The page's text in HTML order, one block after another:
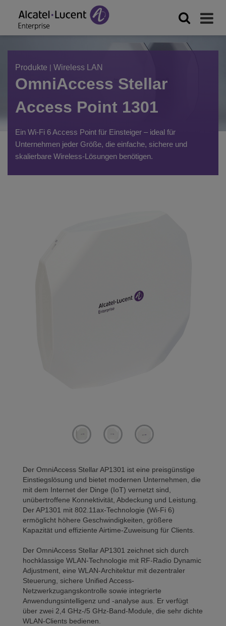
Produkte | Wireless LAN
OmniAccess Stellar
Access Point 1301
Ein Wi-Fi 6 Access Point für Einsteiger – ideal für
Unternehmen jeder Größe, die einfache, sichere und
skalierbare Wireless-Lösungen benötigen.
Der OmniAccess Stellar AP1301 ist eine preisgünstige
Einstiegslösung und bietet modernen Unternehmen, die
mit dem Internet der Dinge (IoT) vernetzt sind,
unübertroffene Konnektivität, Abdeckung und Leistung.
Der AP1301 mit 802.11ax-Technologie (Wi-Fi 6)
ermöglicht höhere Geschwindigkeiten, größere
Kapazität und effiziente Airtime-Zuweisung für Clients.
Der OmniAccess Stellar AP1301 zeichnet sich durch
hochklassige WLAN-Technologie mit RF-Radio Dynamic
Adjustment, eine WLAN-Architektur mit dezentraler
Steuerung, sichere Unified Access-
Netzwerkzugangskontrolle sowie integrierte
Anwendungsintelligenz und -analyse aus. Er verfügt
über zwei 2,4 GHz-/5 GHz-Band-Module, die sehr dichte
WLAN-Clients bedienen.